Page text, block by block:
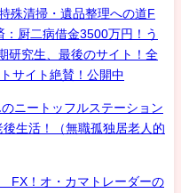
殊清掃・遺品整理への道F
厨二病借金3500万円！う
研究生、最後のサイト！全
サイト絶賛！公開中
ニートッフルステーション
生活！（無職孤独居老人的
FX！オ・カマトレーダーの